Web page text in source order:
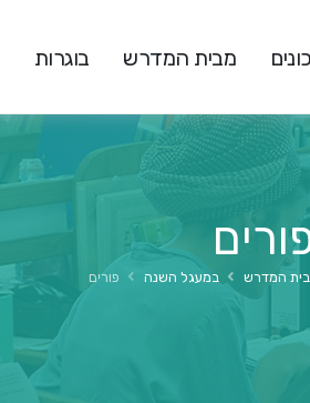
מבית המדרש בוגרות
המדרש במעגל השנה פורים